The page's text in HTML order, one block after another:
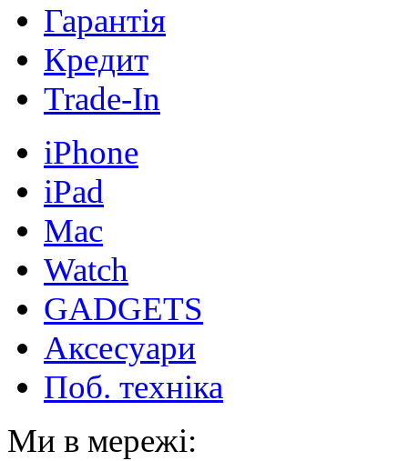
Гарантія
Кредит
Trade-In
iPhone
iPad
Mac
Watch
GADGETS
Аксесуари
Поб. техніка
Ми в мережі: